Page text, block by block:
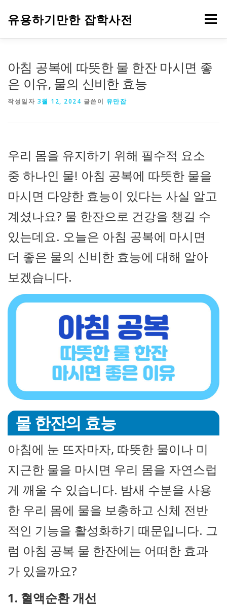
유용하기만한 잡학사전 메뉴
아침 공복에 따뜻한 물 한잔 마시면 좋
은 이유, 물의 신비한 효능
작성일자 3월 12, 2024 글쓴이 유만잡
우리 몸을 유지하기 위해 필수적 요소
중 하나인 물! 아침 공복에 따뜻한 물을
마시면 다양한 효능이 있다는 사실 알고
계셨나요? 물 한잔으로 건강을 챙길 수
있는데요. 오늘은 아침 공복에 마시면
더 좋은 물의 신비한 효능에 대해 알아
보겠습니다.
물 한잔의 효능
아침에 눈 뜨자마자, 따뜻한 물이나 미
지근한 물을 마시면 우리 몸을 자연스럽
게 깨울 수 있습니다. 밤새 수분을 사용
한 우리 몸에 물을 보충하고 신체 전반
적인 기능을 활성화하기 때문입니다. 그
럼 아침 공복 물 한잔에는 어떠한 효과
가 있을까요?
1. 혈액순환 개선